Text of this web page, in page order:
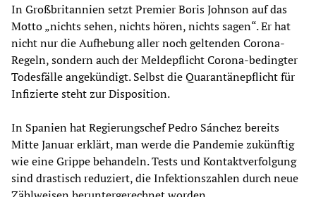
In Großbritannien setzt Premier Boris Johnson auf das
Motto „nichts sehen, nichts hören, nichts sagen“. Er hat
nicht nur die Aufhebung aller noch geltenden Corona-
Regeln, sondern auch der Meldepflicht Corona-bedingter
Todesfälle angekündigt. Selbst die Quarantänepflicht für
Infizierte steht zur Disposition.
In Spanien hat Regierungschef Pedro Sánchez bereits
Mitte Januar erklärt, man werde die Pandemie zukünftig
wie eine Grippe behandeln. Tests und Kontaktverfolgung
sind drastisch reduziert, die Infektionszahlen durch neue